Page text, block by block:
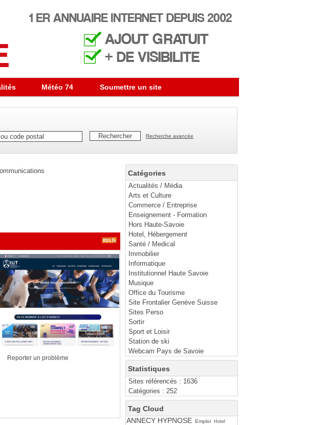
Météo 74 Soumettre un site
Recherche avancée
Catégories
Actualités / Média
Arts et Culture
Commerce / Entreprise
Enseignement - Formation
Hors Haute-Savoie
Hotel, Hébergement
Santé / Medical
Immobilier
Informatique
Institutionnel Haute Savoie
Musique
Office du Tourisme
Site Frontalier Genève Suisse
Sites Perso
Sortir
Sport et Loisir
Station de ski
Webcam Pays de Savoie
Statistiques
Sites référencés : 1636
Catégories : 252
Tag Cloud
ANNECY HYPNOSE Emploi
Hotel
Reporter un problème